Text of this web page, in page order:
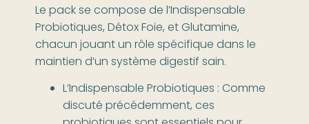
Le pack se compose de l’Indispensable
Probiotiques, Détox Foie, et Glutamine,
chacun jouant un rôle spécifique dans le
maintien d’un système digestif sain.
L’Indispensable Probiotiques : Comme
discuté précédemment, ces